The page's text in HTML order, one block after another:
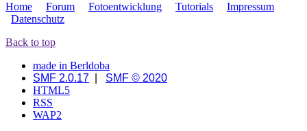
Home Forum Fotoentwicklung Tutorials
Impressum
Datenschutz
Back to top
made in Berldoba
SMF 2.0.17
SMF © 2020
HTML5
RSS
WAP2